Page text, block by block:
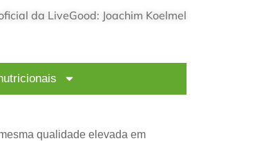
da LiveGood: Joachim Koelmel
qualidade elevada em